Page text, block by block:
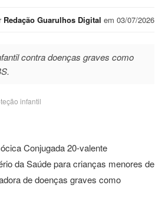
Redação Guarulhos Digital em 03/07/2026
contra doenças graves como
infantil
Conjugada 20-valente
da Saúde para crianças menores de
de doenças graves como